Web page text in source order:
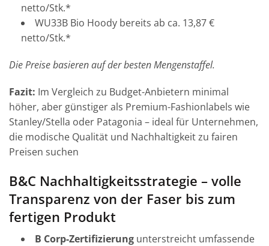
netto/Stk.*
WU33B Bio Hoody bereits ab ca. 13,87 €
netto/Stk.*
Die Preise basieren auf der besten Mengenstaffel.
Fazit: Im Vergleich zu Budget-Anbietern minimal
höher, aber günstiger als Premium-Fashionlabels wie
Stanley/Stella oder Patagonia – ideal für Unternehmen,
die modische Qualität und Nachhaltigkeit zu fairen
Preisen suchen
B&C Nachhaltigkeitsstrategie – volle
Transparenz von der Faser bis zum
fertigen Produkt
B Corp-Zertifizierung unterstreicht umfassende